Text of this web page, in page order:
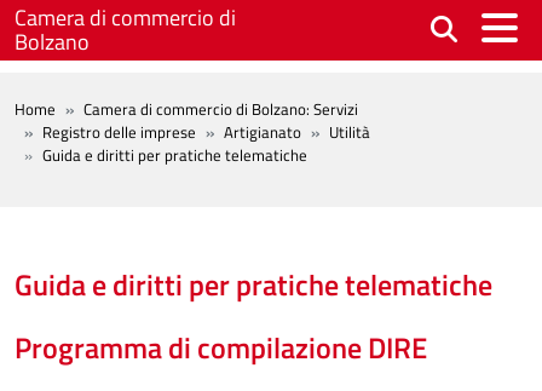
Salta al contenuto principale
Camera di commercio di
Bolzano
BREADCRUMB
Home
Camera di commercio di Bolzano: Servizi
Registro delle imprese
Artigianato
Utilità
Guida e diritti per pratiche telematiche
Guida e diritti per pratiche telematiche
Programma di compilazione DIRE